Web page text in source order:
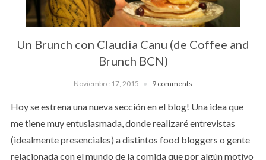
Un Brunch con Claudia Canu (de Coffee and
Brunch BCN)
Noviembre 17, 2015 9 comments
Hoy se estrena una nueva sección en el blog! Una idea que
me tiene muy entusiasmada, donde realizaré entrevistas
(idealmente presenciales) a distintos food bloggers o gente
relacionada con el mundo de la comida que por algún motivo